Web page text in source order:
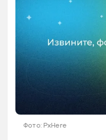
Фото: PxHere